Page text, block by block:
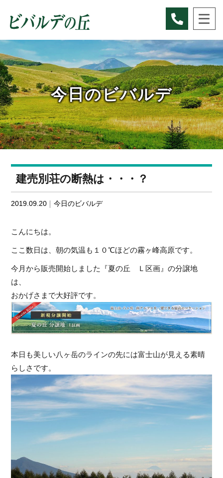
今日のビバルデ
建売別荘の断熱は・・・？
2019.09.20 今日のビバルデ
こんにちは。
ここ数日は、朝の気温も１０℃ほどの霧ヶ峰高原です。
今月から販売開始しました『夏の丘 Ｌ区画』の分譲地
は、
おかげさまで大好評です。
本日も美しい八ヶ岳のラインの先には富士山が見える素晴
らしさです。